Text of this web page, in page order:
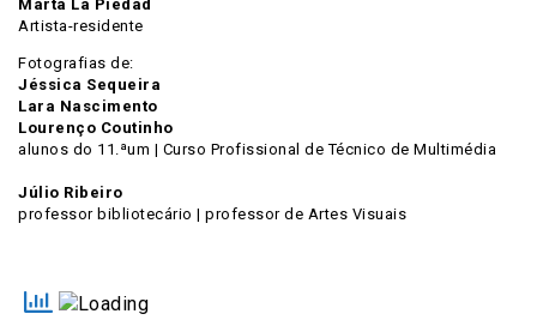
Marta La Piedad
Artista-residente
Fotografias de:
Jéssica Sequeira
Lara Nascimento
Lourenço Coutinho
alunos do 11.ªum | Curso Profissional de Técnico de Multimédia
Júlio Ribeiro
professor bibliotecário | professor de Artes Visuais